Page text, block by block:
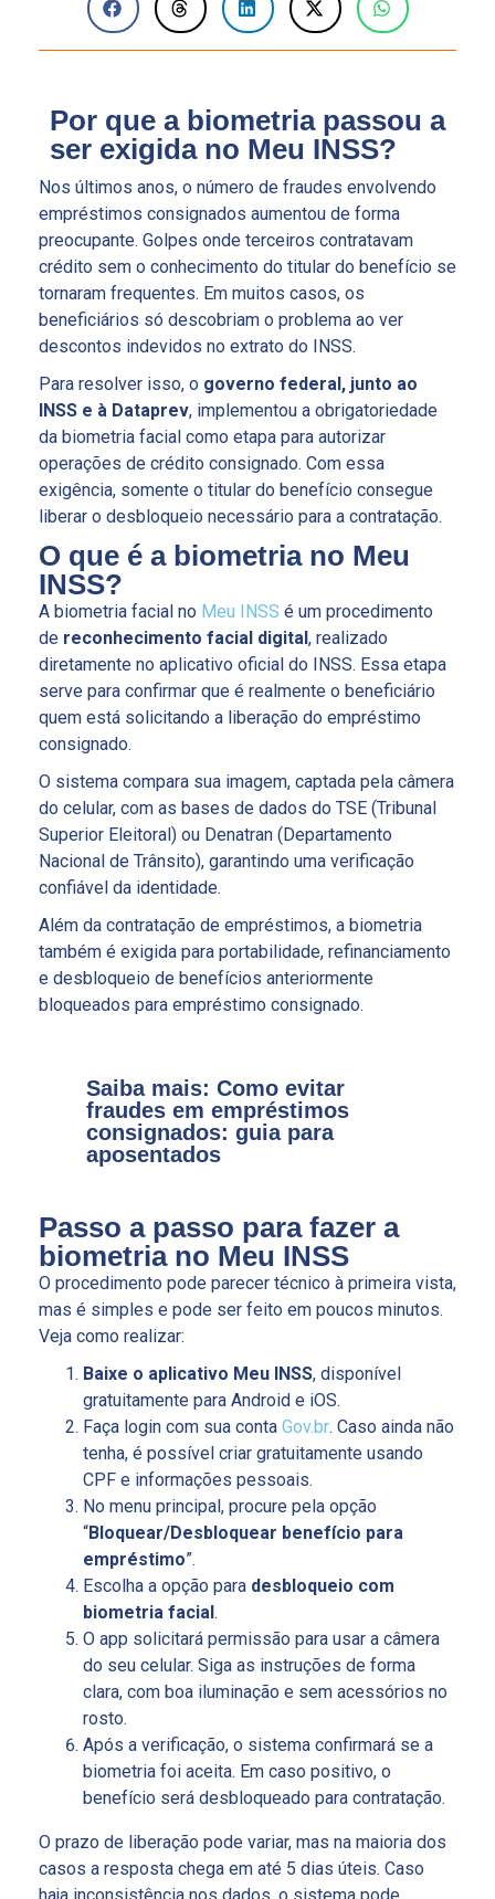
Por que a biometria passou a
ser exigida no Meu INSS?
Nos últimos anos, o número de fraudes envolvendo
empréstimos consignados aumentou de forma
preocupante. Golpes onde terceiros contratavam
crédito sem o conhecimento do titular do benefício se
tornaram frequentes. Em muitos casos, os
beneficiários só descobriam o problema ao ver
descontos indevidos no extrato do INSS.
Para resolver isso, o governo federal, junto ao
INSS e à Dataprev, implementou a obrigatoriedade
da biometria facial como etapa para autorizar
operações de crédito consignado. Com essa
exigência, somente o titular do benefício consegue
liberar o desbloqueio necessário para a contratação.
O que é a biometria no Meu
INSS?
A biometria facial no Meu INSS é um procedimento
de reconhecimento facial digital , realizado
diretamente no aplicativo oficial do INSS. Essa etapa
serve para confirmar que é realmente o beneficiário
quem está solicitando a liberação do empréstimo
consignado.
O sistema compara sua imagem, captada pela câmera
do celular, com as bases de dados do TSE (Tribunal
Superior Eleitoral) ou Denatran (Departamento
Nacional de Trânsito), garantindo uma verificação
confiável da identidade.
Além da contratação de empréstimos, a biometria
também é exigida para portabilidade, refinanciamento
e desbloqueio de benefícios anteriormente
bloqueados para empréstimo consignado.
Saiba mais: Como evitar
fraudes em empréstimos
consignados: guia para
aposentados
Passo a passo para fazer a
biometria no Meu INSS
O procedimento pode parecer técnico à primeira vista,
mas é simples e pode ser feito em poucos minutos.
Veja como realizar:
Baixe o aplicativo Meu INSS, disponível
gratuitamente para Android e iOS.
Faça login com sua conta Gov.br. Caso ainda não
tenha, é possível criar gratuitamente usando
CPF e informações pessoais.
No menu principal, procure pela opção
“Bloquear/Desbloquear benefício para
empréstimo”.
Escolha a opção para desbloqueio com
biometria facial .
O app solicitará permissão para usar a câmera
do seu celular. Siga as instruções de forma
clara, com boa iluminação e sem acessórios no
rosto.
Após a verificação, o sistema confirmará se a
biometria foi aceita. Em caso positivo, o
benefício será desbloqueado para contratação.
O prazo de liberação pode variar, mas na maioria dos
casos a resposta chega em até 5 dias úteis. Caso